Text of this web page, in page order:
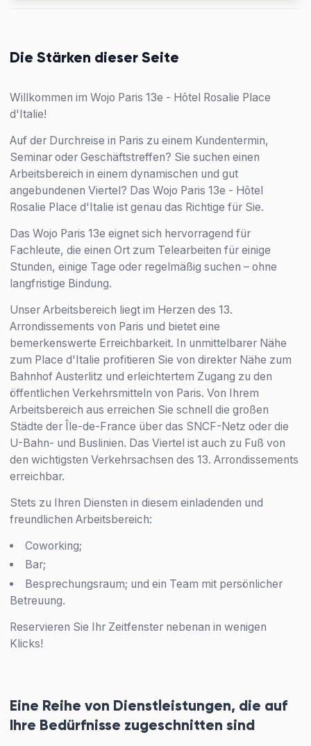
Die Stärken dieser Seite
Willkommen im Wojo Paris 13e - Hôtel Rosalie Place
d'Italie!
Auf der Durchreise in Paris zu einem Kundentermin,
Seminar oder Geschäftstreffen? Sie suchen einen
Arbeitsbereich in einem dynamischen und gut
angebundenen Viertel? Das Wojo Paris 13e - Hôtel
Rosalie Place d'Italie ist genau das Richtige für Sie.
Das Wojo Paris 13e eignet sich hervorragend für
Fachleute, die einen Ort zum Telearbeiten für einige
Stunden, einige Tage oder regelmäßig suchen – ohne
langfristige Bindung.
Unser Arbeitsbereich liegt im Herzen des 13.
Arrondissements von Paris und bietet eine
bemerkenswerte Erreichbarkeit. In unmittelbarer Nähe
zum Place d'Italie profitieren Sie von direkter Nähe zum
Bahnhof Austerlitz und erleichtertem Zugang zu den
öffentlichen Verkehrsmitteln von Paris. Von Ihrem
Arbeitsbereich aus erreichen Sie schnell die großen
Städte der Île-de-France über das SNCF-Netz oder die
U-Bahn- und Buslinien. Das Viertel ist auch zu Fuß von
den wichtigsten Verkehrsachsen des 13. Arrondissements
erreichbar.
Stets zu Ihren Diensten in diesem einladenden und
freundlichen Arbeitsbereich:
Coworking;
Bar;
Besprechungsraum; und ein Team mit persönlicher
Betreuung.
Reservieren Sie Ihr Zeitfenster nebenan in wenigen
Klicks!
Eine Reihe von Dienstleistungen, die auf
Ihre Bedürfnisse zugeschnitten sind